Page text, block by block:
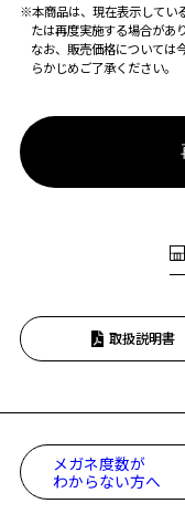
※本商品は、現在表示してい
たは再度実施する場合があり
なお、販売価格については
らかじめご了承ください。
取扱説明書
メガネ度数が
わからない方へ